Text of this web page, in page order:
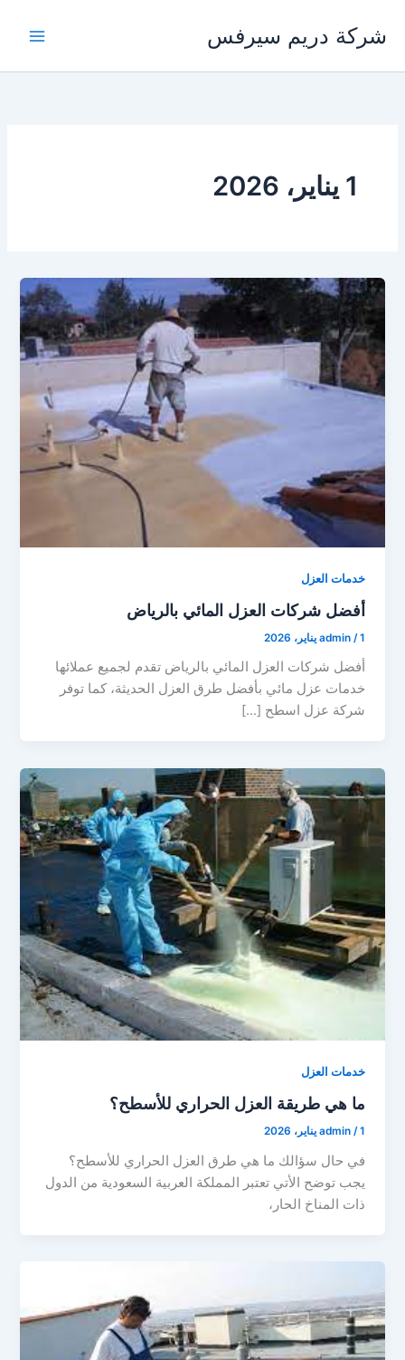
المحتوى
شركة دريم سيرفس
1 يناير، 2026
خدمات العزل
أفضل شركات العزل المائي بالرياض
admin /1 يناير، 2026
أفضل شركات العزل المائي بالرياض تقدم لجميع عملائها
خدمات عزل مائي بأفضل طرق العزل الحديثة، كما توفر
شركة عزل اسطح […]
خدمات العزل
ما هي طريقة العزل الحراري للأسطح؟
admin /1 يناير، 2026
في حال سؤالك ما هي طرق العزل الحراري للأسطح؟
يجب توضح الأتي تعتبر المملكة العربية السعودية من الدول
ذات المناخ الحار،